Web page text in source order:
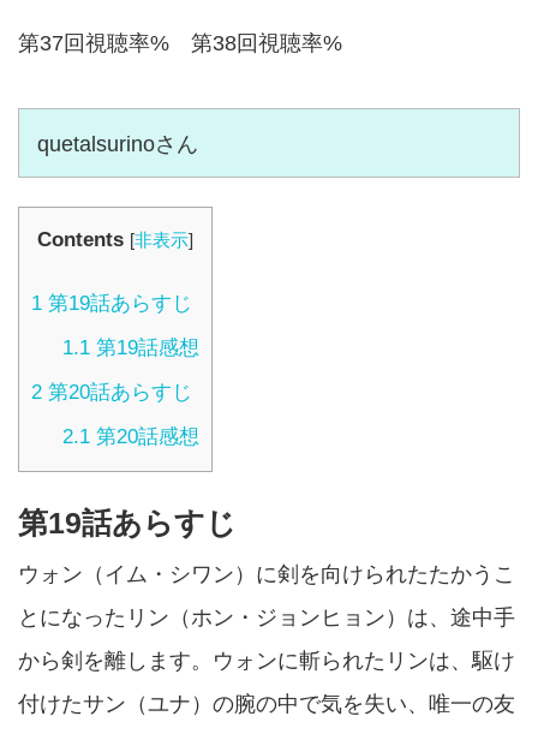
第37回視聴率% 第38回視聴率%
quetalsurinoさん
Contents [非表示]
1 第19話あらすじ
1.1第19話感想
2 第20話あらすじ
2.1第20話感想
第19話あらすじ
ウォン（イム・シワン）に剣を向けられたたかうこ
とになったリン（ホン・ジョンヒョン）は、途中手
から剣を離します。ウォンに斬られたリンは、駆け
付けたサン（ユナ）の腕の中で気を失い、唯一の友